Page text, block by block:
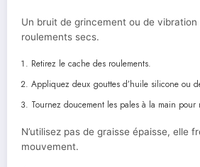
Un bruit de grincement ou de
roulements secs.
Retirez le cache des roulements.
Appliquez deux gouttes d’huile silicone ou
Tournez doucement les pales à la main
N’utilisez pas de graisse épaisse, elle
mouvement.